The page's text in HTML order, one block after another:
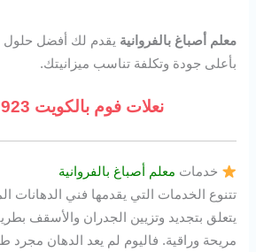
معلم أصباغ بالفروانية يقدم لك أفضل حلول
بأعلى جودة وتكلفة تناسب ميزانيتك.
نعلات فوم بالكويت 94727923
خدمات معلم أصباغ بالفروانية
تتنوع الخدمات التي يقدمها فني
يتعلق بتجديد وتزيين الجدران والأسقف
مريحة وراقية. فاليوم لم يعد الدهان مجرد